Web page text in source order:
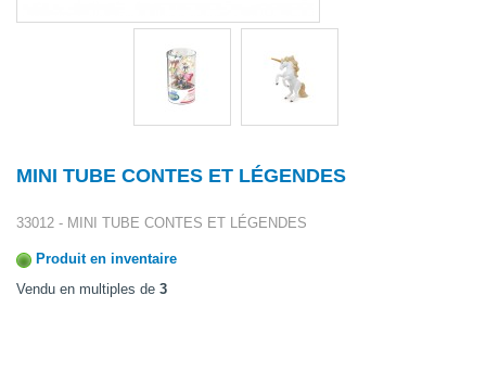
MINI TUBE CONTES ET LÉGENDES
33012 - MINI TUBE CONTES ET LÉGENDES
Produit en inventaire
Vendu en multiples de 3